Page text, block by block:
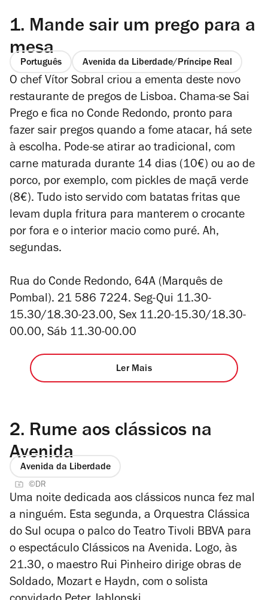
1. Mande sair um prego para a
mesa
Português Avenida da Liberdade/Príncipe Real
O chef Vítor Sobral criou a ementa deste novo
restaurante de pregos de Lisboa. Chama-se Sai
Prego e fica no Conde Redondo, pronto para
fazer sair pregos quando a fome atacar, há sete
à escolha. Pode-se atirar ao tradicional, com
carne maturada durante 14 dias (10€) ou ao de
porco, por exemplo, com pickles de maçã verde
(8€). Tudo isto servido com batatas fritas que
levam dupla fritura para manterem o crocante
por fora e o interior macio como puré. Ah,
segundas.
Rua do Conde Redondo, 64A (Marquês de
Pombal). 21 586 7224. Seg-Qui 11.30-
15.30/18.30-23.00, Sex 11.20-15.30/18.30-
00.00, Sáb 11.30-00.00
Ler Mais
2. Rume aos clássicos na
Avenida
Avenida da Liberdade
©DR
Uma noite dedicada aos clássicos nunca fez mal
a ninguém. Esta segunda, a Orquestra Clássica
do Sul ocupa o palco do Teatro Tivoli BBVA para
o espectáculo Clássicos na Avenida. Logo, às
21.30, o maestro Rui Pinheiro dirige obras de
Soldado, Mozart e Haydn, com o solista